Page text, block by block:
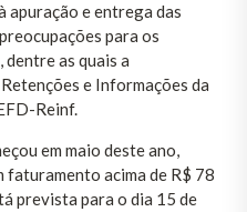
apuração e entrega das
para os
as quais a
e Informações da
Reinf.
em maio deste ano,
faturamento acima de R$ 78
prevista para o dia 15 de